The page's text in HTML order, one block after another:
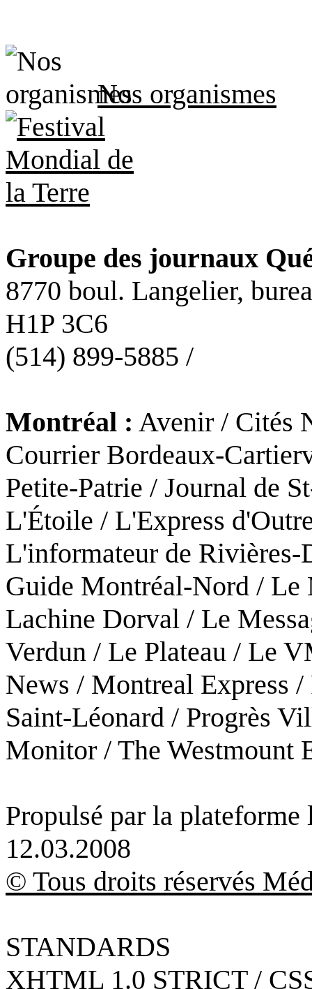
Nos organismes
Groupe des journaux
8770 boul. Langelier,
H1P 3C6
(514) 899-5885 /
Montréal : Avenir / Cités
Courrier Bordeaux-
Petite-Patrie / Journal de
L'Étoile / L'Express
L'informateur de Rivières-
Guide Montréal-Nord / Le
Lachine Dorval / Le
Verdun / Le Plateau / Le
News / Montreal Express
Saint-Léonard / Progrès
Monitor / The Westmount
Propulsé par la plateforme
12.03.2008
© Tous droits réservés
STANDARDS
XHTML 1.0 STRICT /